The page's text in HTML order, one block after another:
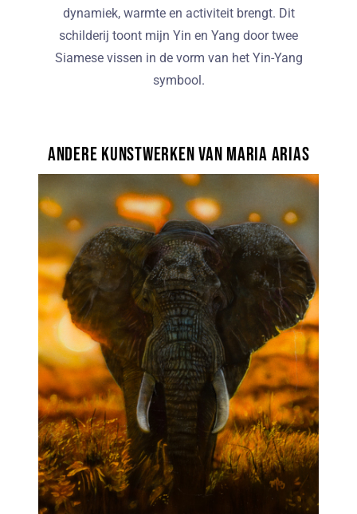
dynamiek, warmte en activiteit brengt. Dit
schilderij toont mijn Yin en Yang door twee
Siamese vissen in de vorm van het Yin-Yang
symbool.
Andere kunstwerken van Maria Arias